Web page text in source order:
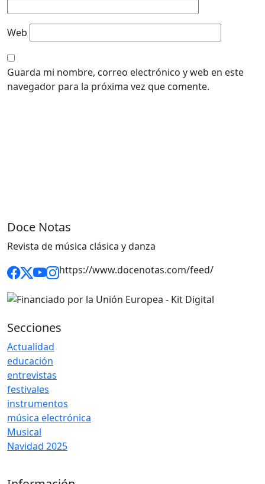
Web
Guarda mi nombre, correo electrónico y web en este
navegador para la próxima vez que comente.
Doce Notas
Revista de música clásica y danza
https://www.docenotas.com/feed/
Secciones
Actualidad
educación
entrevistas
festivales
instrumentos
música electrónica
Musical
Navidad 2025